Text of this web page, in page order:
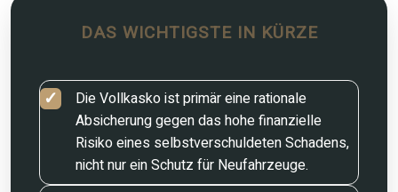
DAS WICHTIGSTE IN KÜRZE
Die Vollkasko ist primär eine rationale
Absicherung gegen das hohe finanzielle
Risiko eines selbstverschuldeten Schadens,
nicht nur ein Schutz für Neufahrzeuge.